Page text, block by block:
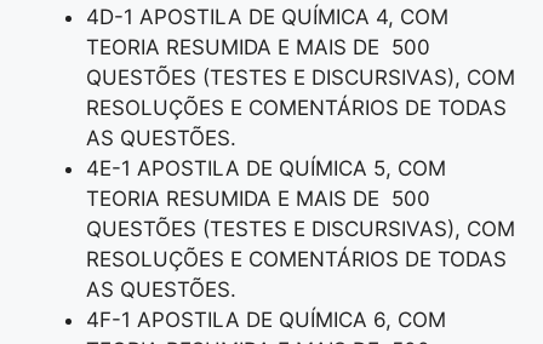
4D-1 APOSTILA DE QUÍMICA 4, COM
TEORIA RESUMIDA E MAIS DE 500
QUESTÕES (TESTES E DISCURSIVAS), COM
RESOLUÇÕES E COMENTÁRIOS DE TODAS
AS QUESTÕES.
4E-1 APOSTILA DE QUÍMICA 5, COM
TEORIA RESUMIDA E MAIS DE 500
QUESTÕES (TESTES E DISCURSIVAS), COM
RESOLUÇÕES E COMENTÁRIOS DE TODAS
AS QUESTÕES.
4F-1 APOSTILA DE QUÍMICA 6, COM